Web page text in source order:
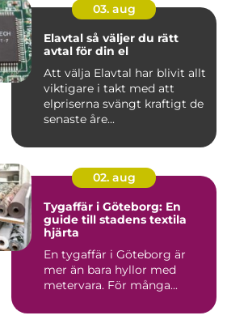
03. aug
Elavtal så väljer du rätt
avtal för din el
Att välja Elavtal har blivit allt
viktigare i takt med att
elpriserna svängt kraftigt de
senaste åre...
02. aug
Tygaffär i Göteborg: En
guide till stadens textila
hjärta
En tygaffär i Göteborg är
mer än bara hyllor med
metervara. För många...